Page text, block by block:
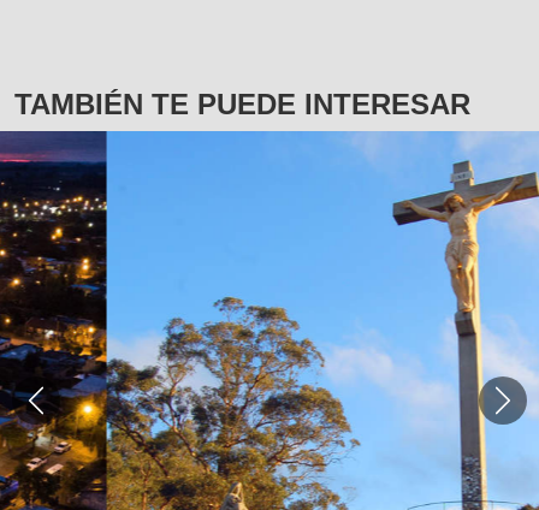
TAMBIÉN TE PUEDE INTERESAR